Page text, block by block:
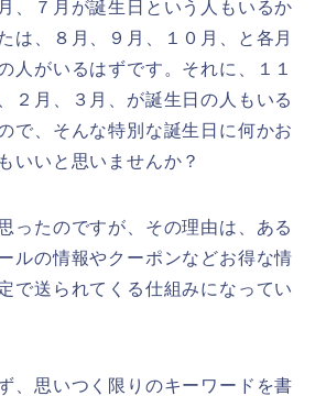
、７月が誕生日という人もいるか
は、８月、９月、１０月、と各月
人がいるはずです。それに、１１
２月、３月、が誕生日の人もいる
で、そんな特別な誕生日に何かお
いいと思いませんか？
ったのですが、その理由は、ある
ルの情報やクーポンなどお得な情
で送られてくる仕組みになってい
、思いつく限りのキーワードを書